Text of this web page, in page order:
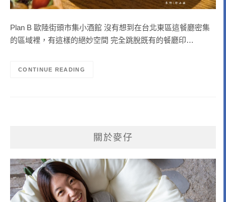
Plan B 歐陸街頭市集小酒館 沒有想到在台北東區這餐廳密集
的區域裡，有這樣的絕妙空間 完全跳脫既有的餐廳印…
CONTINUE READING
關於麥仔